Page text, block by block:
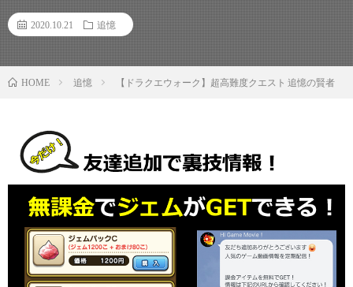
2020.10.21 追憶
HOME 追憶 【ドラクエウォーク】超高難度クエスト 追憶の賢者